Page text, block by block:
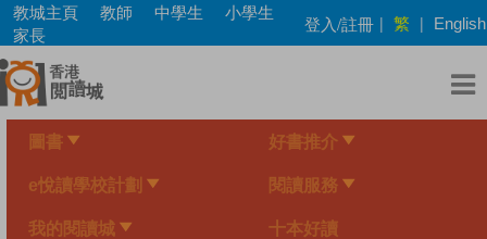
Skip
main
content
教城主頁 教師 中學生
小學生
家長
登入/註冊 | 繁 | English
圖書 好書推介
e悅讀學校計劃 閱讀服務
我的閱讀城 十本好讀